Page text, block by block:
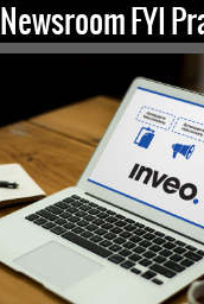
Newsroom FYI